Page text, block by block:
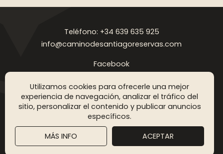
Utilizamos cookies para ofrecerle una mejor
experiencia de navegación, analizar el tráfico del
sitio, personalizar el contenido y publicar anuncios
específicos.
ACEPTAR
MÁS INFO
Teléfono: +34 639 635 925
info@caminodesantiagoreservas.com
Facebook
Aviso legal Política de privacidad Política de cookies FAQ Blog
Copyright © 2026 Camino de Santiago Reservas. Todos los
derechos reservados